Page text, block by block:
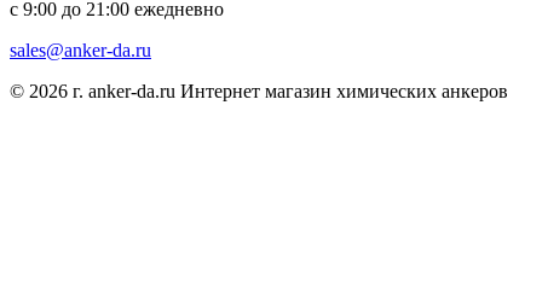
с 9:00 до 21:00 ежедневно
sales@anker-da.ru
© 2026 г. anker-da.ru Интернет магазин химических анкеров